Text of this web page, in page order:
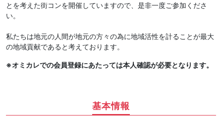
とを考えた街コンを開催していますので、是非一度ご参加くださ
い。
私たちは地元の人間が地元の方々の為に地域活性を計ることが最大
の地域貢献であると考えております。
※オミカレでの会員登録にあたっては本人確認が必要となります。
基本情報